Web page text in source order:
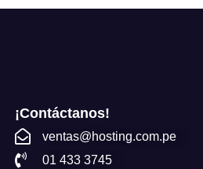
¡Contáctanos!
ventas@hosting.com.pe
01 433 3745